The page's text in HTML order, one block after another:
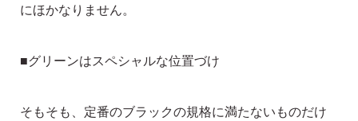
にほかなりません。
■グリーンはスペシャルな位置づけ
そもそも、定番のブラックの規格に満たないものだけ